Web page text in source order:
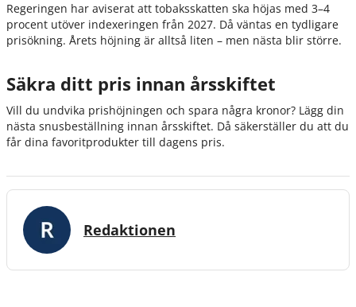
Regeringen har aviserat att tobaksskatten ska höjas med 3–4
procent utöver indexeringen från 2027. Då väntas en tydligare
prisökning. Årets höjning är alltså liten – men nästa blir större.
Säkra ditt pris innan årsskiftet
Vill du undvika prishöjningen och spara några kronor? Lägg din
nästa snusbeställning innan årsskiftet. Då säkerställer du att du
får dina favoritprodukter till dagens pris.
Redaktionen